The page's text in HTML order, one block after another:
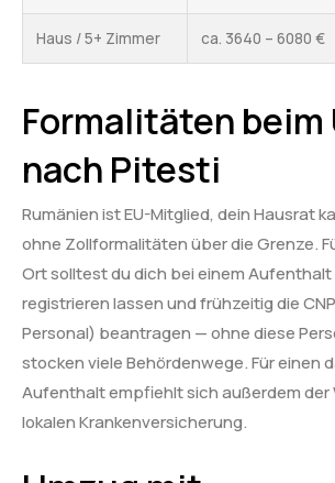
Haus / 5+ Zimmer ca. 3640 – 6080 €
Formalitäten beim
nach Pitesti
Rumänien ist EU-Mitglied, dein Hausrat
ohne Zollformalitäten über die Grenze.
Ort solltest du dich bei einem Aufenthalt
registrieren lassen und frühzeitig die
Personal) beantragen — ohne diese
stocken viele Behördenwege. Für einen
Aufenthalt empfiehlt sich außerdem der
lokalen Krankenversicherung.